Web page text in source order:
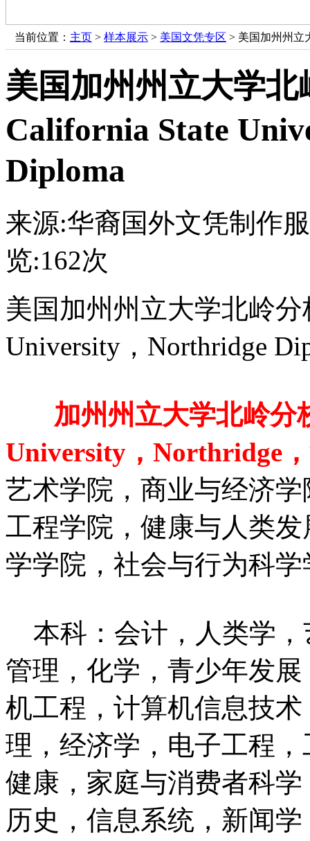
当前位置： 主页 > 样本展示 > 美国文凭专区 > 美国加州州立
美国加州州立大学
California State
Diploma
来源:华裔国外文凭制作
览:162次
美国加州州立大学北岭分
University，Northridge
加州州立大学北岭分
University，Northridge
艺术学院，商业与经济
工程学院，健康与人类
学学院，社会与行为科学
本科：会计，人类学，
管理，化学，青少年发
机工程，计算机信息技
理，经济学，电子工程
健康，家庭与消费者科
历史，信息系统，新闻